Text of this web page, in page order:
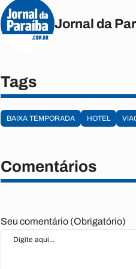
Jornal da
Tags
BAIXA TEMPORADA HOTEL
Comentários
Seu comentário (Obrigatório)